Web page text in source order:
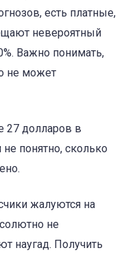
есть платные,
невероятный
Важно понимать,
не может
27 долларов в
понятно, сколько
жалуются на
не
наугад. Получить